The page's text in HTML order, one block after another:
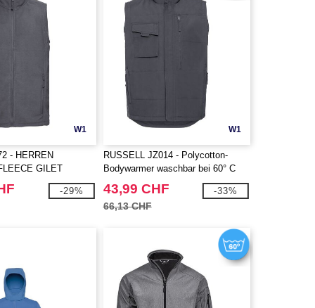
W1
- HERREN
GILET
-29%
W1
RUSSELL JZ014 - Polycotton-
Bodywarmer waschbar bei 60° C
43,99 CHF
66,13 CHF
-33%